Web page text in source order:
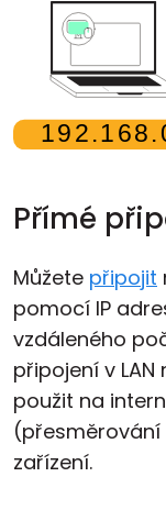
Přímé
Můžete připojit
pomocí IP
vzdáleného
připojení v
použit na
zařízení.